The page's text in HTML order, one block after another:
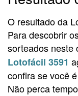
O resultado da
Para descobrir
sorteados neste
Lotofácil 3591
confira se você
Não perca